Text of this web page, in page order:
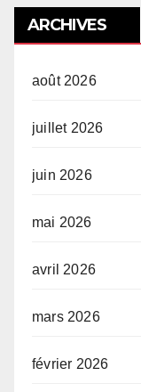
ARCHIVES
août 2026
juillet 2026
juin 2026
mai 2026
avril 2026
mars 2026
février 2026